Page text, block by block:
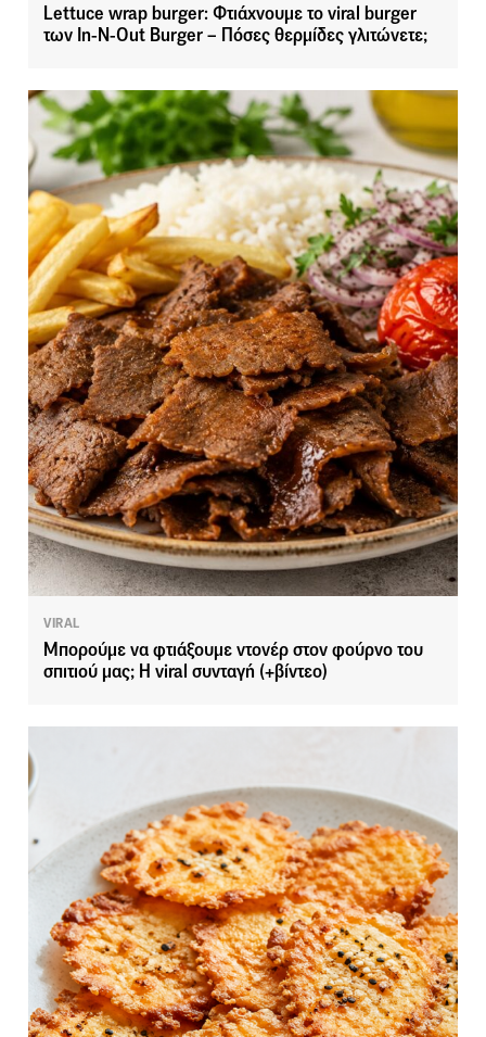
Lettuce wrap burger: Φτιάχνουμε το viral burger
των In-N-Out Burger – Πόσες θερμίδες γλιτώνετε;
VIRAL
Μπορούμε να φτιάξουμε ντονέρ στον φούρνο του
σπιτιού μας; Η viral συνταγή (+βίντεο)